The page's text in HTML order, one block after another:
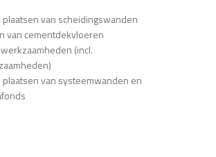
van scheidingswanden
van cementdekvloeren
(incl.
plaatsen van systeemwanden en